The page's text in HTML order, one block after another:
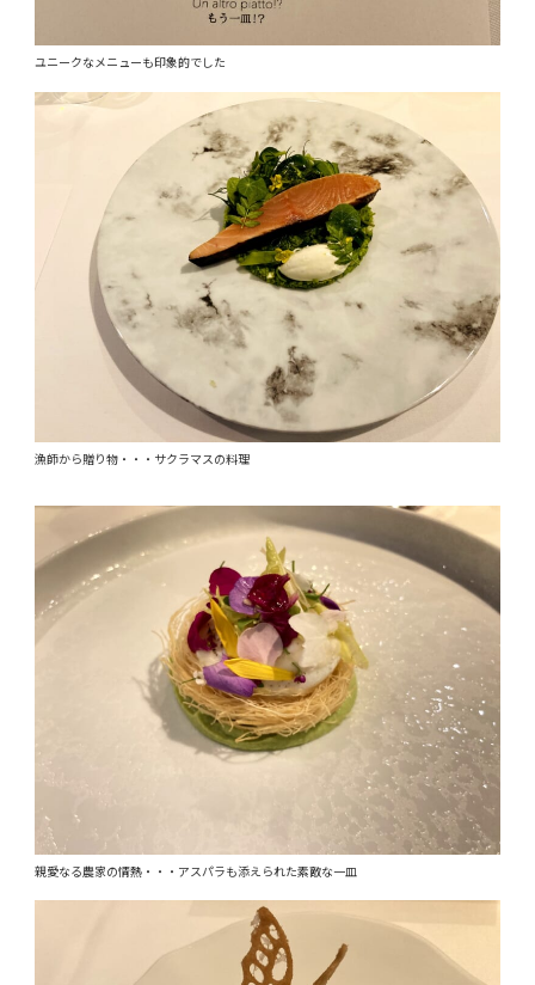
ユニークなメニューも印象的でした
漁師から贈り物・・・サクラマスの料理
親愛なる農家の情熱・・・アスパラも添えられた素敵な一皿